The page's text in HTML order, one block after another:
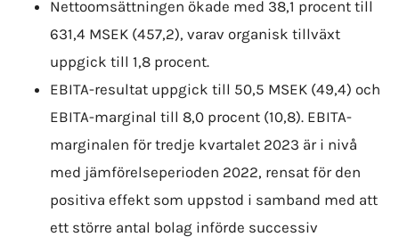
Nettoomsättningen ökade med 38,1 procent till
631,4 MSEK (457,2), varav organisk tillväxt
uppgick till 1,8 procent.
EBITA-resultat uppgick till 50,5 MSEK (49,4) och
EBITA-marginal till 8,0 procent (10,8). EBITA-
marginalen för tredje kvartalet 2023 är i nivå
med jämförelseperioden 2022, rensat för den
positiva effekt som uppstod i samband med att
ett större antal bolag införde successiv